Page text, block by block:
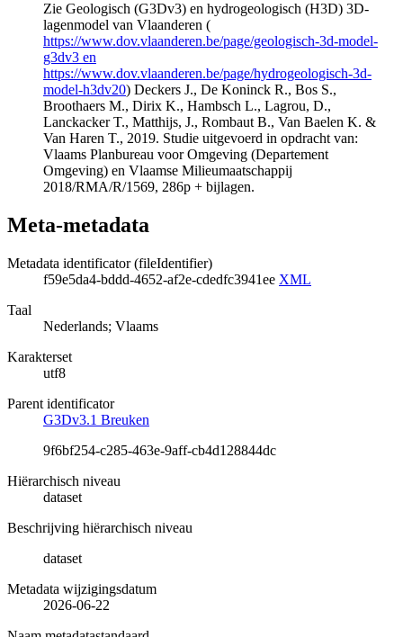
Zie Geologisch (G3Dv3) en hydrogeologisch (H3D) 3D-
lagenmodel van Vlaanderen (
https://www.dov.vlaanderen.be/page/geologisch-3d-model-
g3dv3 en
https://www.dov.vlaanderen.be/page/hydrogeologisch-3d-
model-h3dv20) Deckers J., De Koninck R., Bos S.,
Broothaers M., Dirix K., Hambsch L., Lagrou, D.,
Lanckacker T., Matthijs, J., Rombaut B., Van Baelen K. &
Van Haren T., 2019. Studie uitgevoerd in opdracht van:
Vlaams Planbureau voor Omgeving (Departement
Omgeving) en Vlaamse Milieumaatschappij
2018/RMA/R/1569, 286p + bijlagen.
Meta-metadata
Metadata identificator (fileIdentifier)
f59e5da4-bddd-4652-af2e-cdedfc3941ee XML
Taal
Nederlands; Vlaams
Karakterset
utf8
Parent identificator
G3Dv3.1 Breuken
9f6bf254-c285-463e-9aff-cb4d128844dc
Hiërarchisch niveau
dataset
Beschrijving hiërarchisch niveau
dataset
Metadata wijzigingsdatum
2026-06-22